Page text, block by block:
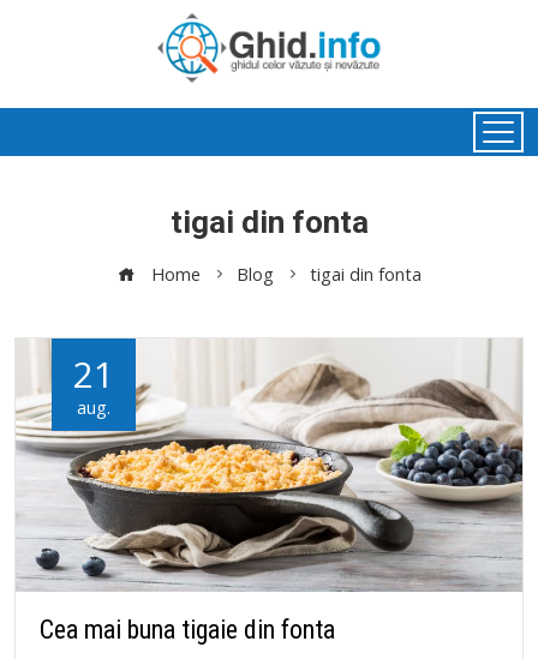
tigai din fonta
Home Blog tigai din fonta
21
aug.
Cea mai buna tigaie din fonta